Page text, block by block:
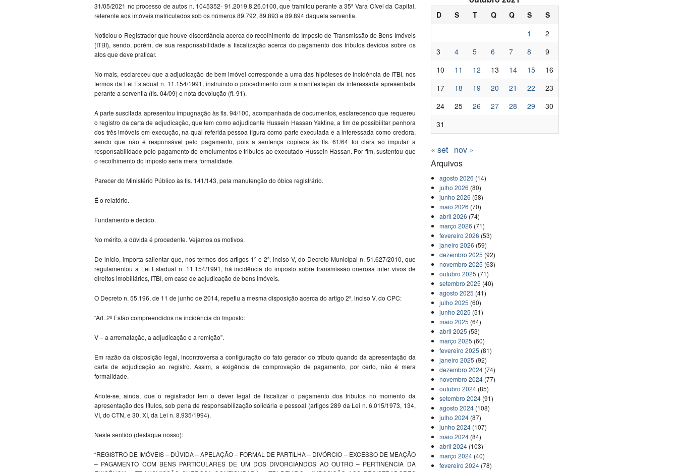
31/05/2021 no processo de autos n. 1045352- 91.2019.8.26.0100, que tramitou perante a 35ª Vara Cível da Capital,
referente aos imóveis matriculados sob os números 89.792, 89.893 e 89.894 daquela serventia.
Noticiou o Registrador que houve discordância acerca do recolhimento do Imposto de Transmissão de Bens Imóveis
(ITBI), sendo, porém, de sua responsabilidade a fiscalização acerca do pagamento dos tributos devidos sobre os
atos que deve praticar.
No mais, esclareceu que a adjudicação de bem imóvel corresponde a uma das hipóteses de incidência de ITBI, nos
termos da Lei Estadual n. 11.154/1991, instruindo o procedimento com a manifestação da interessada apresentada
perante a serventia (fls. 04/09) e nota devolução (fl. 91).
A parte suscitada apresentou impugnação às fls. 94/100, acompanhada de documentos, esclarecendo que requereu
o registro da carta de adjudicação, que tem como adjudicante Hussein Hassan Yaktine, a fim de possibilitar penhora
dos três imóveis em execução, na qual referida pessoa figura como parte executada e a interessada como credora,
sendo que não é responsável pelo pagamento, pois a sentença copiada às fls. 61/64 foi clara ao imputar a
responsabilidade pelo pagamento de emolumentos e tributos ao executado Hussein Hassan. Por fim, sustentou que
o recolhimento do imposto seria mera formalidade.
Parecer do Ministério Público às fls. 141/143, pela manutenção do óbice registrário.
É o relatório.
Fundamento e decido.
No mérito, a dúvida é procedente. Vejamos os motivos.
De início, importa salientar que, nos termos dos artigos 1º e 2ª, inciso V, do Decreto Municipal n. 51.627/2010, que
regulamentou a Lei Estadual n. 11.154/1991, há incidência do imposto sobre transmissão onerosa inter vivos de
direitos imobiliários, ITBI, em caso de adjudicação de bens imóveis.
O Decreto n. 55.196, de 11 de junho de 2014, repetiu a mesma disposição acerca do artigo 2º, inciso V, do CPC:
“Art. 2º Estão compreendidos na incidência do Imposto:
V – a arrematação, a adjudicação e a remição”.
Em razão da disposição legal, incontroversa a configuração do fato gerador do tributo quando da apresentação da
carta de adjudicação ao registro. Assim, a exigência de comprovação de pagamento, por certo, não é mera
formalidade.
Anote-se, ainda, que o registrador tem o dever legal de fiscalizar o pagamento dos tributos no momento da
apresentação dos títulos, sob pena de responsabilização solidária e pessoal (artigos 289 da Lei n. 6.015/1973, 134,
VI, do CTN, e 30, XI, da Lei n. 8.935/1994).
Neste sentido (destaque nosso):
“REGISTRO DE IMÓVEIS – DÚVIDA – APELAÇÃO – FORMAL DE PARTILHA – DIVÓRCIO – EXCESSO DE MEAÇÃO
– PAGAMENTO COM BENS PARTICULARES DE UM DOS DIVORCIANDOS AO OUTRO – PERTINÊNCIA DA
D S T Q Q S
S
1
2
3
4 5 6 7 8
9
10
11 12 13 14 15
16
17
18 19 20 21 22
23
24
25 26 27 28 29
30
31
« set nov »
Arquivos
agosto 2026 (14)
julho 2026 (80)
junho 2026 (58)
maio 2026 (70)
abril 2026 (74)
março 2026 (71)
fevereiro 2026 (53)
janeiro 2026 (59)
dezembro 2025 (92)
novembro 2025 (63)
outubro 2025 (71)
setembro 2025 (40)
agosto 2025 (41)
julho 2025 (60)
junho 2025 (51)
maio 2025 (64)
abril 2025 (53)
março 2025 (60)
fevereiro 2025 (81)
janeiro 2025 (92)
dezembro 2024 (74)
novembro 2024 (77)
outubro 2024 (85)
setembro 2024 (91)
agosto 2024 (108)
julho 2024 (87)
junho 2024 (107)
maio 2024 (84)
abril 2024 (103)
março 2024 (40)
fevereiro 2024 (78)